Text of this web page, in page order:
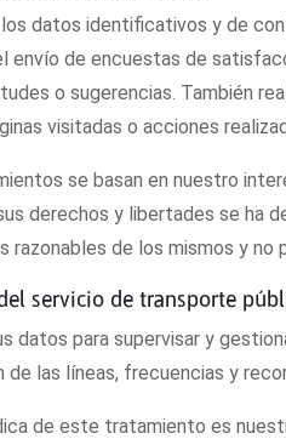
datos identificativos y de
envío de encuestas de
o sugerencias. También
visitadas o acciones
se basan en nuestro
derechos y libertades se ha
razonables de los mismos y no
servicio de transporte
datos para supervisar y
de las líneas, frecuencias y
de este tratamiento es